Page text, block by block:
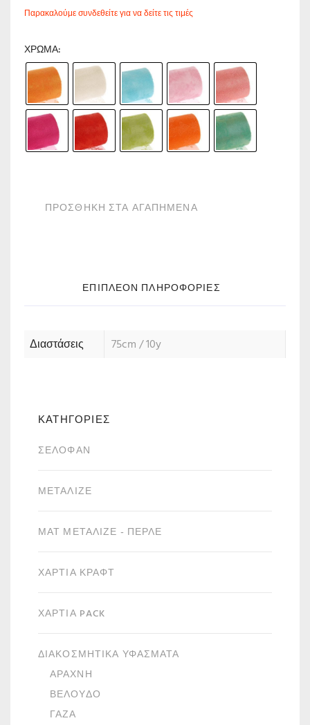
Παρακαλούμε συνδεθείτε για να δείτε τις τιμές
ΧΡΏΜΑ
ΠΡΟΣΘΗΚΗ ΣΤΑ ΑΓΑΠΗΜΕΝΑ
ΕΠΙΠΛΈΟΝ ΠΛΗΡΟΦΟΡΊΕΣ
Διαστάσεις 75cm / 10y
ΚΑΤΗΓΟΡΙΕΣ
ΣΕΛΟΦΆΝ
ΜΕΤΑΛΙΖΈ
ΜΑΤ ΜΕΤΑΛΙΖΈ - ΠΕΡΛΈ
ΧΑΡΤΙΆ ΚΡΑΦΤ
ΧΑΡΤΙΆ PACK
ΔΙΑΚΟΣΜΗΤΙΚΆ ΥΦΆΣΜΑΤΑ
ΑΡΆΧΝΗ
ΒΕΛΟΎΔΟ
ΓΆΖΑ